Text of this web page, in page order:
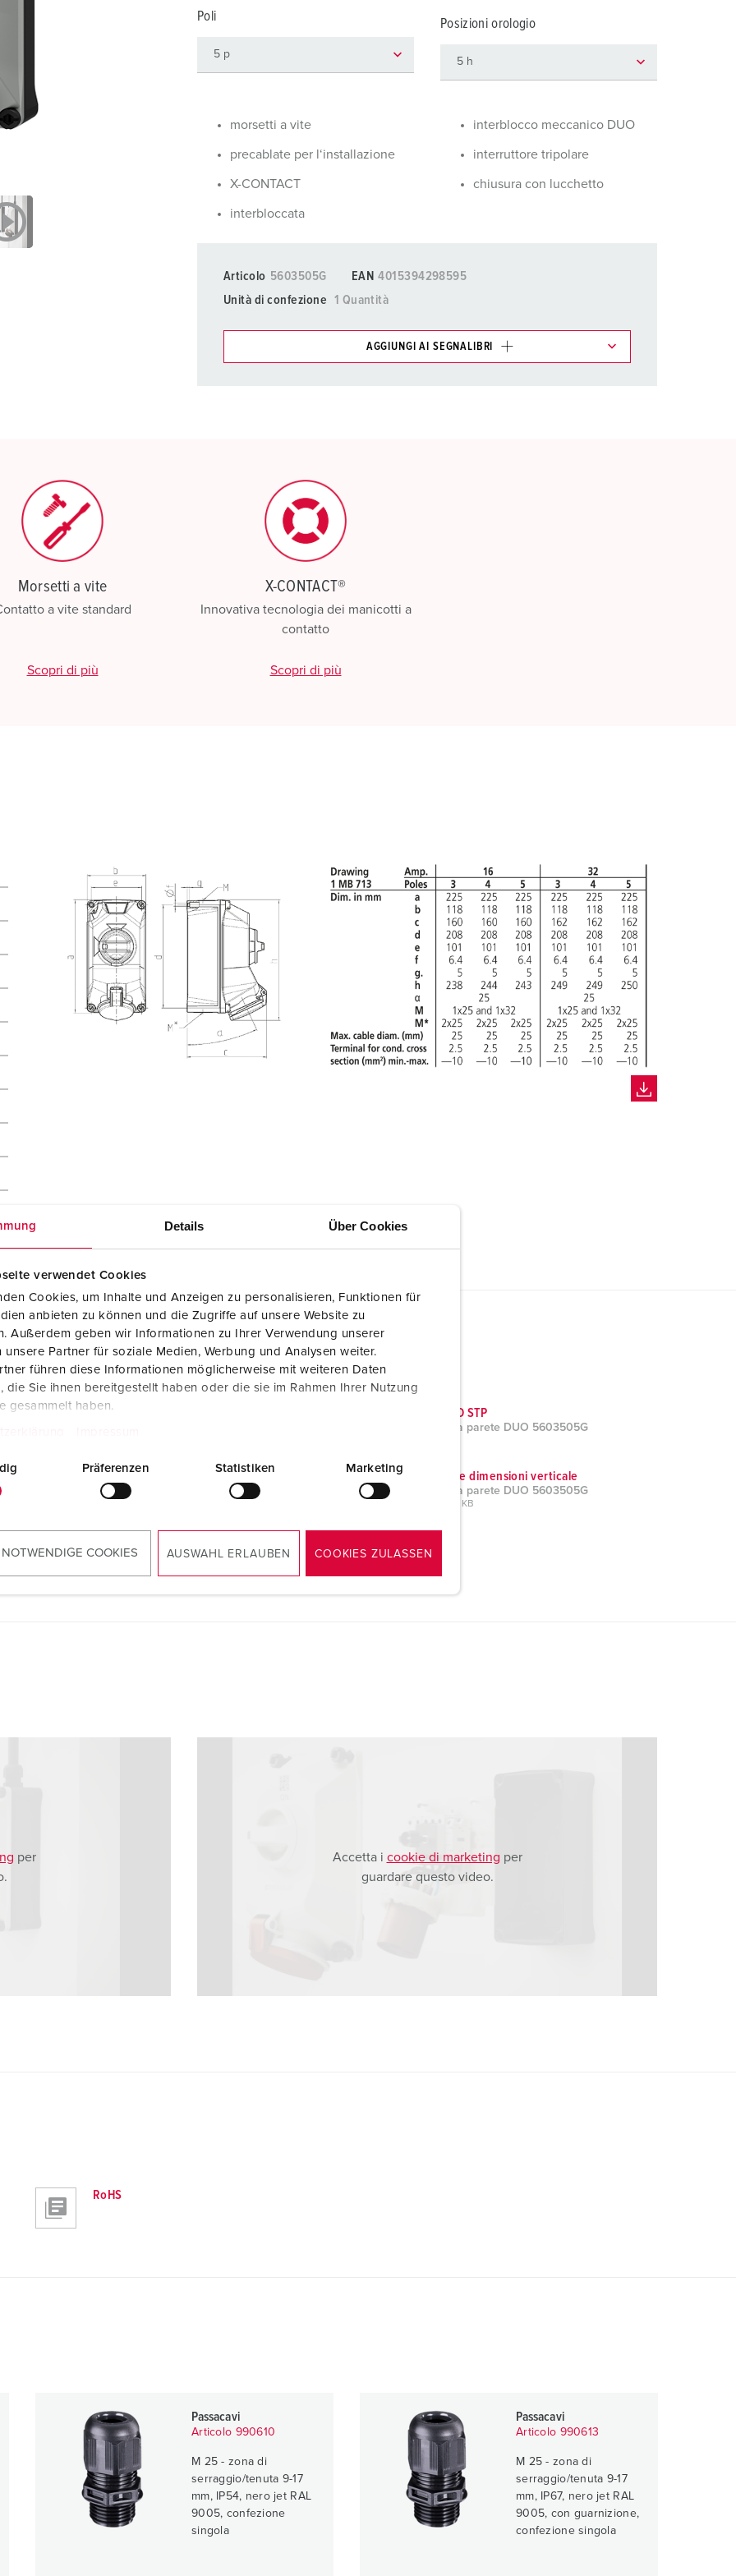
Details Über Cookies
verwendet Cookies
Cookies, um Inhalte und Anzeigen zu personalisieren, Funktionen für
anbieten zu können und die Zugriffe auf unsere Website zu
Außerdem geben wir Informationen zu Ihrer Verwendung unserer
unsere Partner für soziale Medien, Werbung und Analysen weiter.
führen diese Informationen möglicherweise mit weiteren Daten
die Sie ihnen bereitgestellt haben oder die sie im Rahmen Ihrer Nutzung
gesammelt haben.
Präferenzen Statistiken Marketing
COOKIES AUSWAHL ERLAUBEN COOKIES ZULASSEN
Prodotti complementari
Strumetazione tecnica per eventi
Poli
Posizioni orologio
morsetti a vite
precablate per l‘installazione
X-CONTACT
interbloccata
interblocco meccanico DUO
interruttore tripolare
chiusura con lucchetto
Articolo 5603505G EAN 4015394298595
Unità di confezione
1 Quantità
AGGIUNGI AI SEGNALIBRI
Morsetti a vite
a vite standard
Scopri di più
X-CONTACT®
Innovativa tecnologia dei manicotti a
contatto
Scopri di più
Dichiarazione di conformità del fabbricante Dati CAD STP
Presa da parete DUO 5603505G
Instruzioni di montaggio e d'uso
Presa da parete DUO 5603505G
Disegni e dimensioni verticale
Presa da parete DUO 5603505G
PNG, 294 KB
per
Accetta i cookie di marketing per
guardare questo video.
RoHS
Passacavi
Articolo 990610
M 25 - zona di
serraggio/tenuta 9-17
mm, IP54, nero jet RAL
9005, confezione
singola
Passacavi
Articolo 990613
M 25 - zona di
serraggio/tenuta 9-17
mm, IP67, nero jet RAL
9005, con guarnizione,
confezione singola